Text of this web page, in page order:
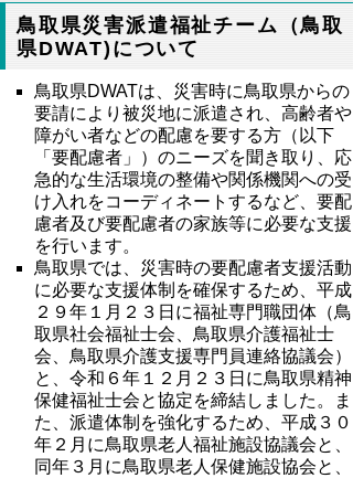
鳥取県災害派遣福祉チーム（鳥取
県DWAT)について
鳥取県DWATは、災害時に鳥取県からの
要請により被災地に派遣され、高齢者や
障がい者などの配慮を要する方（以下
「要配慮者」）のニーズを聞き取り、応
急的な生活環境の整備や関係機関への受
け入れをコーディネートするなど、要配
慮者及び要配慮者の家族等に必要な支援
を行います。
鳥取県では、災害時の要配慮者支援活動
に必要な支援体制を確保するため、平成
２９年１月２３日に福祉専門職団体（鳥
取県社会福祉士会、鳥取県介護福祉士
会、鳥取県介護支援専門員連絡協議会）
と、令和６年１２月２３日に鳥取県精神
保健福祉士会と協定を締結しました。
ま
た、派遣体制を強化するため、平成３０
年２月に鳥取県老人福祉施設協議会と、
同年３月に鳥取県老人保健施設協会と、